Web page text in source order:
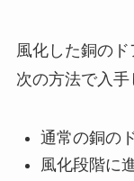
風化した銅のド
次の方法で入手
通常の銅の
風化段階に